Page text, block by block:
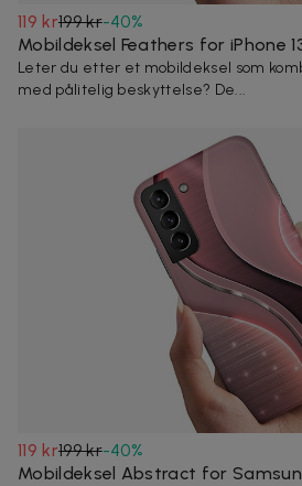
119 kr199 kr-40%
Mobildeksel Feathers for iPhone
Leter du etter et mobildeksel som
med pålitelig beskyttelse? De...
119 kr199 kr-40%
Mobildeksel Abstract for